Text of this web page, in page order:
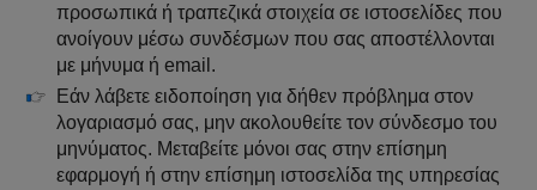
προσωπικά ή τραπεζικά στοιχεία σε ιστοσελίδες που
ανοίγουν μέσω συνδέσμων που σας αποστέλλονται
με μήνυμα ή email.
Εάν λάβετε ειδοποίηση για δήθεν πρόβλημα στον
λογαριασμό σας, μην ακολουθείτε τον σύνδεσμο του
μηνύματος. Μεταβείτε μόνοι σας στην επίσημη
εφαρμογή ή στην επίσημη ιστοσελίδα της υπηρεσίας